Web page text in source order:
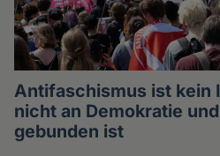
Antifaschismus ist kein
nicht an Demokratie
gebunden ist